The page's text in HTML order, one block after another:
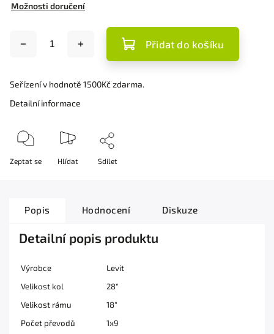
Možnosti doručení
Přidat do košíku
Seřízení v hodnotě 1500Kč zdarma.
Detailní informace
Zeptat se Hlídat Sdílet
Popis Hodnocení Diskuze
Detailní popis produktu
Výrobce
Levit
Velikost kol
28"
Velikost rámu
18"
Počet převodů
1x9